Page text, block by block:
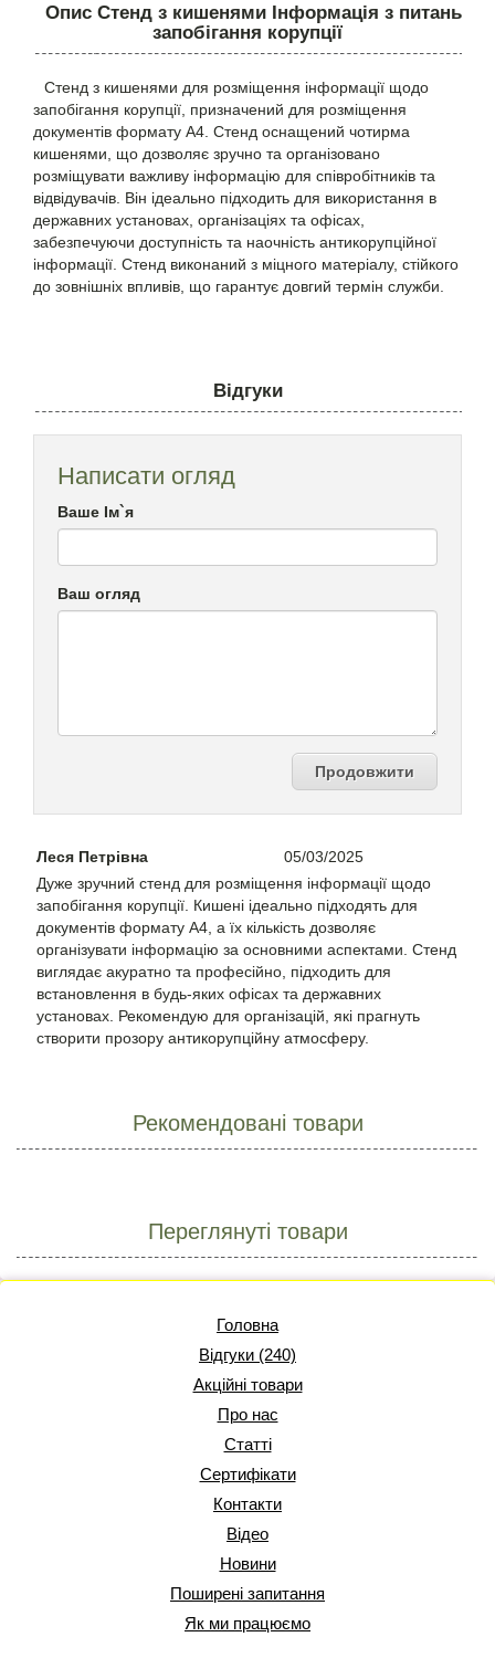
Опис Стенд з кишенями Інформація з питань
запобігання корупції
Стенд з кишенями для розміщення інформації щодо
запобігання корупції, призначений для розміщення
документів формату А4. Стенд оснащений чотирма
кишенями, що дозволяє зручно та організовано
розміщувати важливу інформацію для співробітників та
відвідувачів. Він ідеально підходить для використання в
державних установах, організаціях та офісах,
забезпечуючи доступність та наочність антикорупційної
інформації. Стенд виконаний з міцного матеріалу, стійкого
до зовнішніх впливів, що гарантує довгий термін служби.
Відгуки
Написати огляд
Ваше Ім`я
Ваш огляд
Продовжити
Леся Петрівна
05/03/2025
Дуже зручний стенд для розміщення інформації щодо
запобігання корупції. Кишені ідеально підходять для
документів формату А4, а їх кількість дозволяє
організувати інформацію за основними аспектами. Стенд
виглядає акуратно та професійно, підходить для
встановлення в будь-яких офісах та державних
установах. Рекомендую для організацій, які прагнуть
створити прозору антикорупційну атмосферу.
Рекомендовані товари
Переглянуті товари
Головна
Відгуки (240)
Акційні товари
Про нас
Статті
Сертифікати
Контакти
Відео
Новини
Поширені запитання
Як ми працюємо